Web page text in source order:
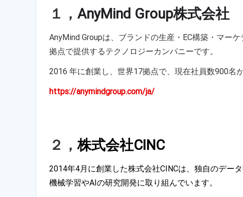
１， AnyMind Group株式会社
AnyMind Groupは、ブランドの生産・EC構築・マー
拠点で提供するテクノロジーカンパニーです。
2016 年に創業し、 世界17拠点で、 現在社員数900名
https://anymindgroup.com/ja/
２，株式会社CINC
2014年4月に創業した株式会社CINCは、独自のデー
機械学習やAIの研究開発に取り組んでいます。